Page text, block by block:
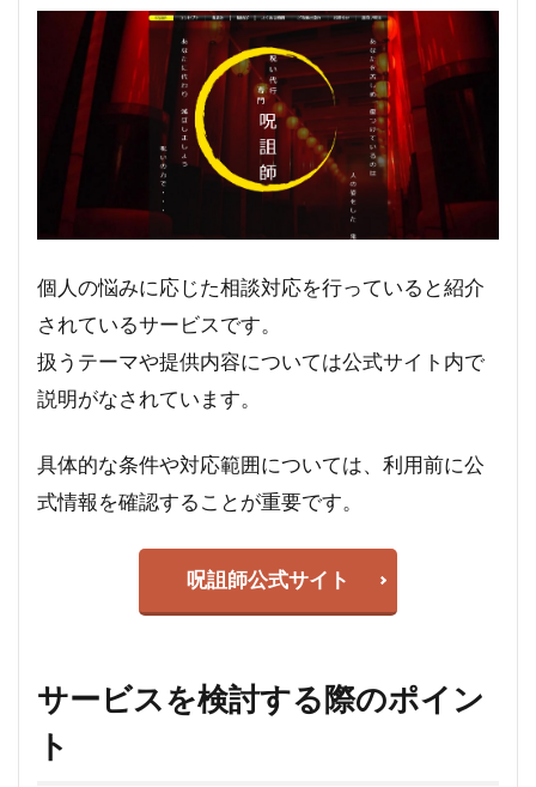
個人の悩みに応じた相談対応を行っていると紹介
されているサービスです。
扱うテーマや提供内容については公式サイト内で
説明がなされています。
具体的な条件や対応範囲については、利用前に公
式情報を確認することが重要です。
呪詛師公式サイト
サービスを検討する際のポイン
ト